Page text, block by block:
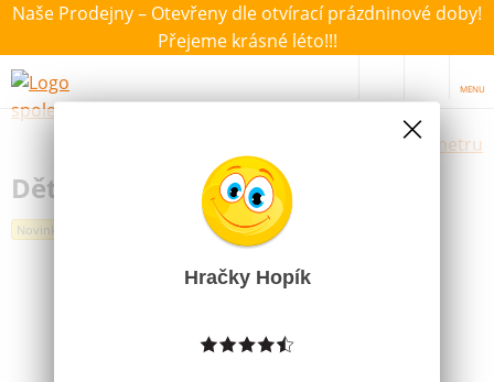
Naše Prodejny – Otevřeny dle otvírací prázdninové doby!
Přejeme krásné léto!!!
MENU
Výběr hraček dle zvoleného parametru
Dětský Batoh L.O.L Surprise
Novinka
Hračky Hopík